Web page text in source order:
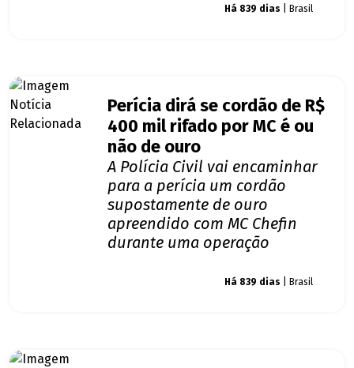
Há 839 dias | Brasil
Perícia dirá se cordão de R$
400 mil rifado por MC é ou
não de ouro
A Polícia Civil vai encaminhar
para a perícia um cordão
supostamente de ouro
apreendido com MC Chefin
durante uma operação
Há 839 dias | Brasil